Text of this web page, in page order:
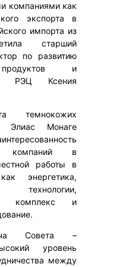
компаниями как
экспорта в
импорта из
старший
по развитию
и
РЭЦ Ксения
темнокожих
Элиас Монаге
компаний в
работы в
энергетика,
технологии,
комплекс и
Совета –
уровень
между